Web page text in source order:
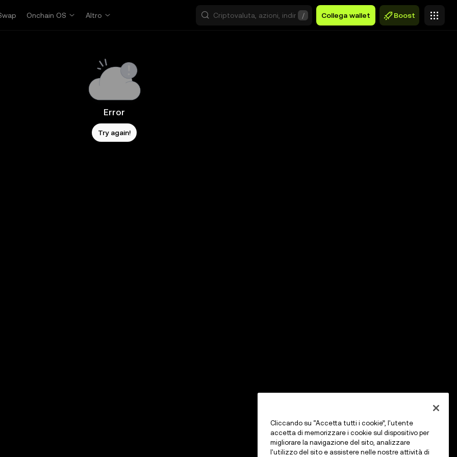
Onchain OS Altro / Collega wallet Boost
Error
Try again!
Cliccando su “Accetta tutti i cookie”, l'utente
accetta di memorizzare i cookie sul dispositivo per
migliorare la navigazione del sito, analizzare
l'utilizzo del sito e assistere nelle nostre attività di